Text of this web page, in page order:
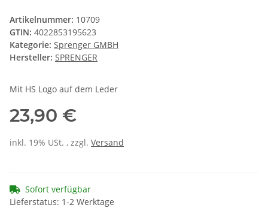
Artikelnummer: 10709
GTIN: 4022853195623
Kategorie: Sprenger GMBH
Hersteller: SPRENGER
Mit HS Logo auf dem Leder
23,90 €
inkl. 19% USt. , zzgl. Versand
Sofort verfügbar
Lieferstatus: 1-2 Werktage